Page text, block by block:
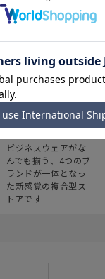
スーツスクエア
ビジネスウェアがな
んでも揃う、4つのブ
ランドが一体となっ
た新感覚の複合型ス
トアです